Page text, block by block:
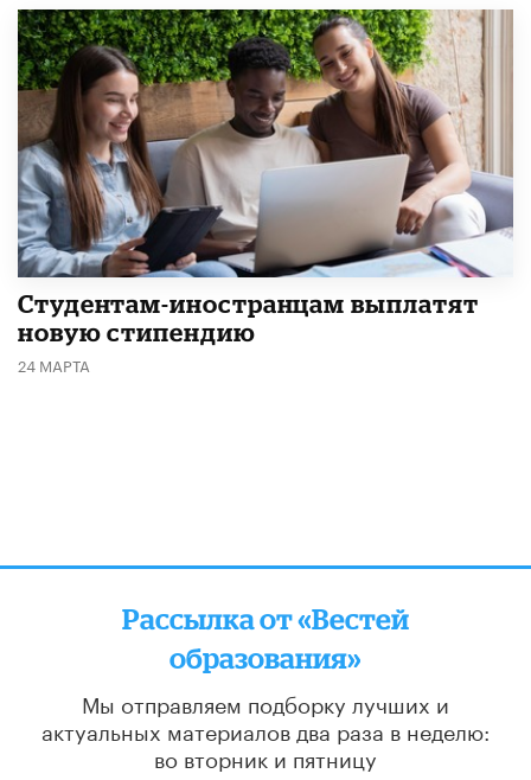
Студентам-иностранцам выплатят
новую стипендию
24 МАРТА
Рассылка от «Вестей
образования»
Мы отправляем подборку лучших и
актуальных материалов два раза в неделю:
во вторник и пятницу